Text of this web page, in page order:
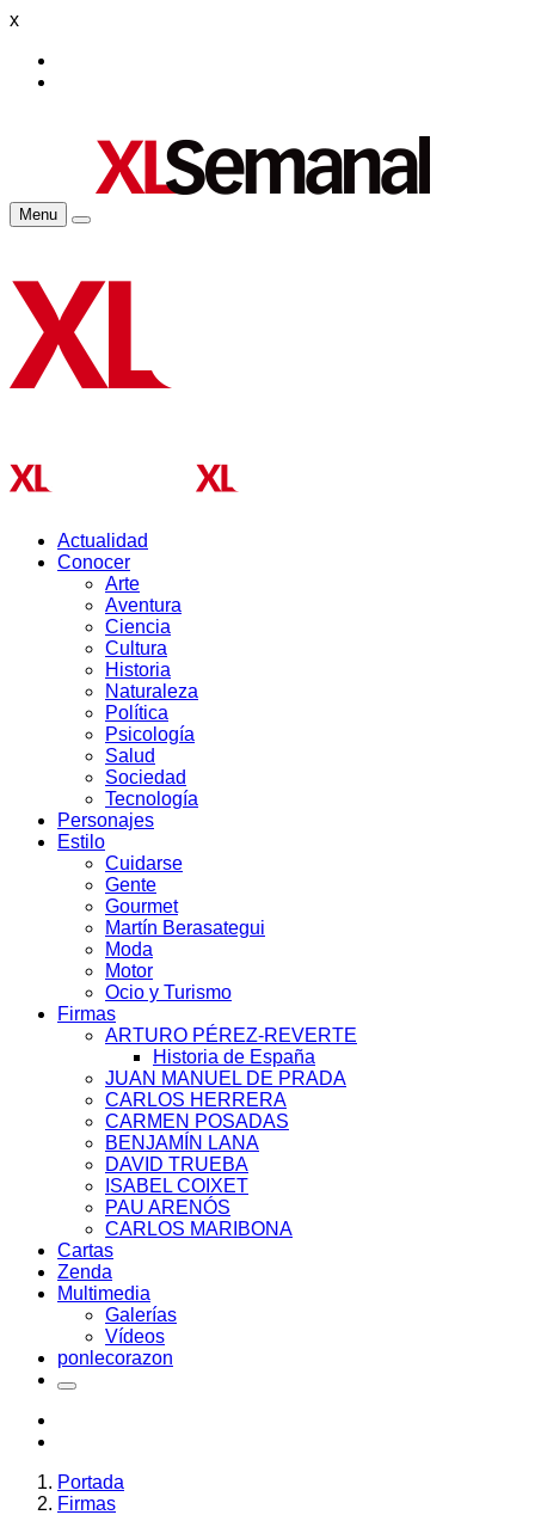
x
Menu
Actualidad
Conocer
Arte
Aventura
Ciencia
Cultura
Historia
Naturaleza
Política
Psicología
Salud
Sociedad
Tecnología
Personajes
Estilo
Cuidarse
Gente
Gourmet
Martín Berasategui
Moda
Motor
Ocio y Turismo
Firmas
ARTURO PÉREZ-REVERTE
Historia de España
JUAN MANUEL DE PRADA
CARLOS HERRERA
CARMEN POSADAS
BENJAMÍN LANA
DAVID TRUEBA
ISABEL COIXET
PAU ARENÓS
CARLOS MARIBONA
Cartas
Zenda
Multimedia
Galerías
Vídeos
ponlecorazon
Portada
Firmas